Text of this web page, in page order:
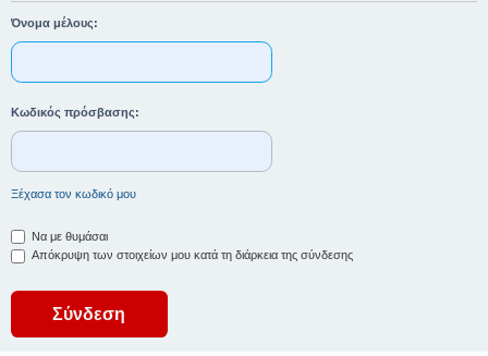
Όνομα μέλους:
Κωδικός πρόσβασης:
Ξέχασα τον κωδικό μου
Να με θυμάσαι
Απόκρυψη των στοιχείων μου κατά τη διάρκεια της σύνδεσης